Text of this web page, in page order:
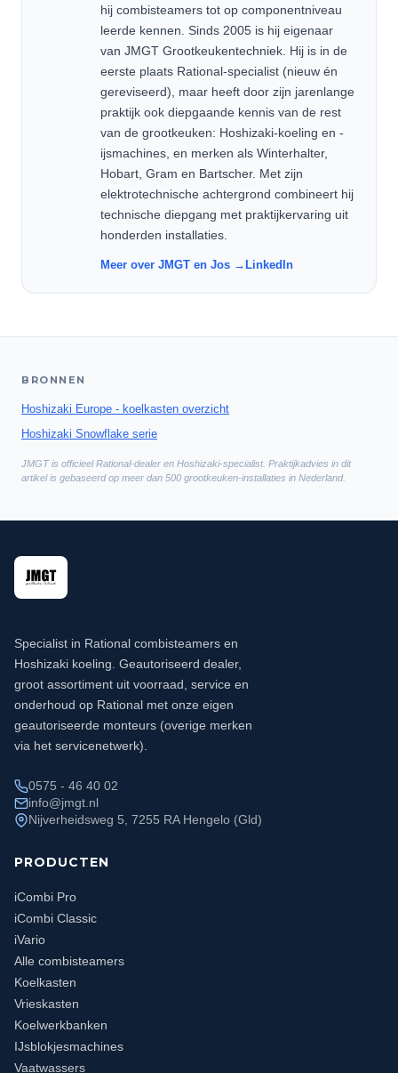
hij combisteamers tot op componentniveau
leerde kennen. Sinds 2005 is hij eigenaar
van JMGT Grootkeukentechniek. Hij is in de
eerste plaats Rational-specialist (nieuw én
gereviseerd), maar heeft door zijn jarenlange
praktijk ook diepgaande kennis van de rest
van de grootkeuken: Hoshizaki-koeling en -
ijsmachines, en merken als Winterhalter,
Hobart, Gram en Bartscher. Met zijn
elektrotechnische achtergrond combineert hij
technische diepgang met praktijkervaring uit
honderden installaties.
Meer over JMGT en Jos → LinkedIn
BRONNEN
Hoshizaki Europe - koelkasten overzicht
Hoshizaki Snowflake serie
JMGT is officieel Rational-dealer en Hoshizaki-specialist. Praktijkadvies in dit
artikel is gebaseerd op meer dan 500 grootkeuken-installaties in Nederland.
Specialist in Rational combisteamers en
Hoshizaki koeling. Geautoriseerd dealer,
groot assortiment uit voorraad, service en
onderhoud op Rational met onze eigen
geautoriseerde monteurs (overige merken
via het servicenetwerk).
0575 - 46 40 02
info@jmgt.nl
Nijverheidsweg 5, 7255 RA Hengelo (Gld)
PRODUCTEN
iCombi Pro
iCombi Classic
iVario
Alle combisteamers
Koelkasten
Vrieskasten
Koelwerkbanken
IJsblokjesmachines
Vaatwassers